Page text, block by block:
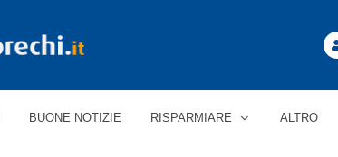
BUONE NOTIZIE RISPARMIARE ALTRO